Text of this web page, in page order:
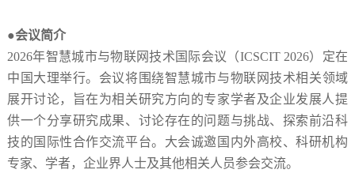
●会议简介
2026年智慧城市与物联网技术国际会议 （ICSCIT 2026）定在
中国 大理举行。会议将围绕智慧城市与物联网技术相关领域
展开讨论，旨在为相关研究方向的专家学者及企业发展人提
供一个分享研究成果、讨论存在的问题与挑战、探索前沿科
技的国际性合作交流平台。大会诚邀国内外高校、科研机构
专家、学者，企业界人士及其他相关人员参会交流。